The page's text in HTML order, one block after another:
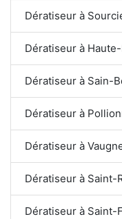
Dératiseur à
Dératiseur à
Dératiseur à Sain-
Dératiseur à
Dératiseur à
Dératiseur à Saint-
Dératiseur à Saint-